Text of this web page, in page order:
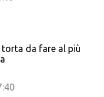
torta da fare al più